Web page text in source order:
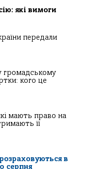
які вимоги
передали
громадському
кого це
мають право на
її
в
серпня